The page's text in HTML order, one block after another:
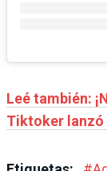
Leé también:
Tiktoker lanzó